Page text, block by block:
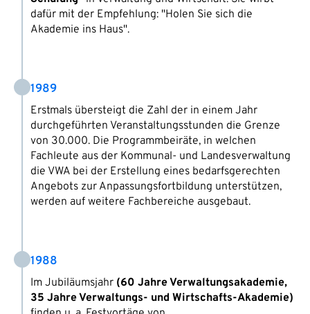
dafür mit der Empfehlung: "Holen Sie sich die
Akademie ins Haus".
1989
Erstmals übersteigt die Zahl der in einem Jahr
durchgeführten Veranstaltungsstunden die Grenze
von 30.000. Die Programmbeiräte, in welchen
Fachleute aus der Kommunal- und Landesverwaltung
die VWA bei der Erstellung eines bedarfsgerechten
Angebots zur Anpassungsfortbildung unterstützen,
werden auf weitere Fachbereiche ausgebaut.
1988
Im Jubiläumsjahr (60 Jahre Verwaltungsakademie,
35 Jahre Verwaltungs- und Wirtschafts-Akademie)